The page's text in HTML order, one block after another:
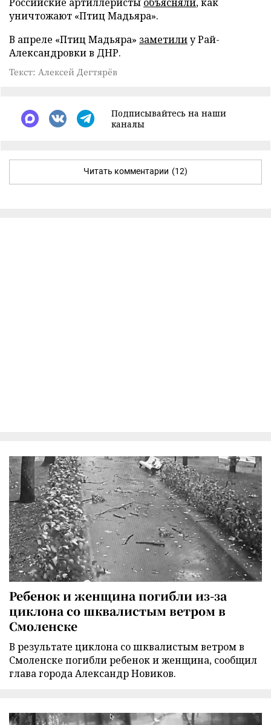
уничтожают «Птиц Мадьяра».
В апреле «Птиц Мадьяра» заметилиу Рай-
Александровки в ДНР.
Текст: Алексей Дегтярёв
Подписывайтесь на наши
каналы
Читать комментарии (12)
Ребенок и женщина погибли из-за
циклона со шквалистым ветром в
Смоленске
В результате циклона со шквалистым ветром в
Смоленске погибли ребенок и женщина, сообщил
глава города Александр Новиков.